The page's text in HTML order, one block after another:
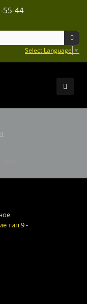
55-44
Select Language ▼